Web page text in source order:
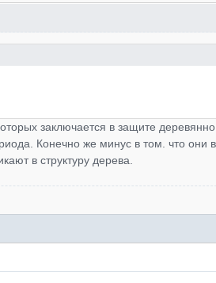
заключается в защите
Конечно же минус в том. что они
в структуру дерева.